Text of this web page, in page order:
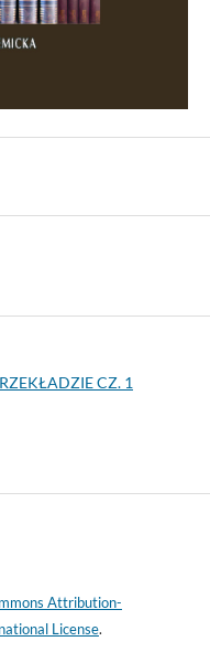
CZ. 1
Attribution-
License.